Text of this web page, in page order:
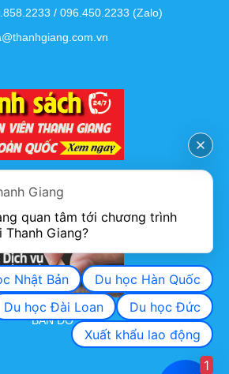
/ 096.450.2233 (Zalo)
CHẤT LƯỢNG DỊCH VỤ
BẢN ĐỒ
Giang
quan tâm tới chương trình
Thanh Giang?
Nhật Bản
Du học Hàn Quốc
Du học Đài Loan
Du học Đức
Xuất khẩu lao động
1